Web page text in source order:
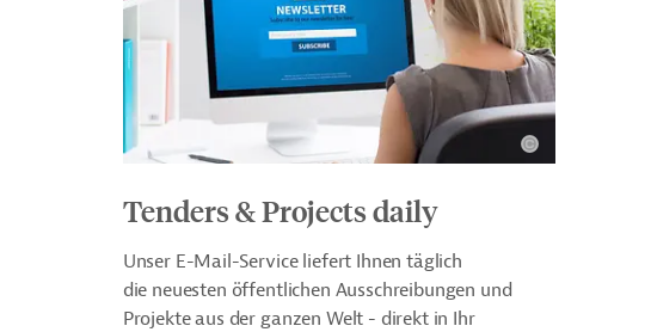
Tenders & Projects daily
Unser E-Mail-Service liefert Ihnen täglich
die neuesten öffentlichen Ausschreibungen und
Projekte aus der ganzen Welt - direkt in Ihr